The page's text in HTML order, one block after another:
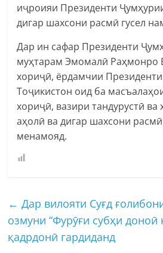
иҷроияи Президенти
дигар шахсони расмӣ гусел
Дар ин сафар Президенти
муҳтарам Эмомалӣ Раҳмонро
хориҷӣ, ёрдамчии
Тоҷикистон оид ба
хориҷӣ, вазири тандурустӣ
аҳолӣ ва дигар шахсони
менамояд.
← Дар вилояти Суғд
озмуни “Фурӯғи субҳи доноӣ
қадрдонӣ гардиданд